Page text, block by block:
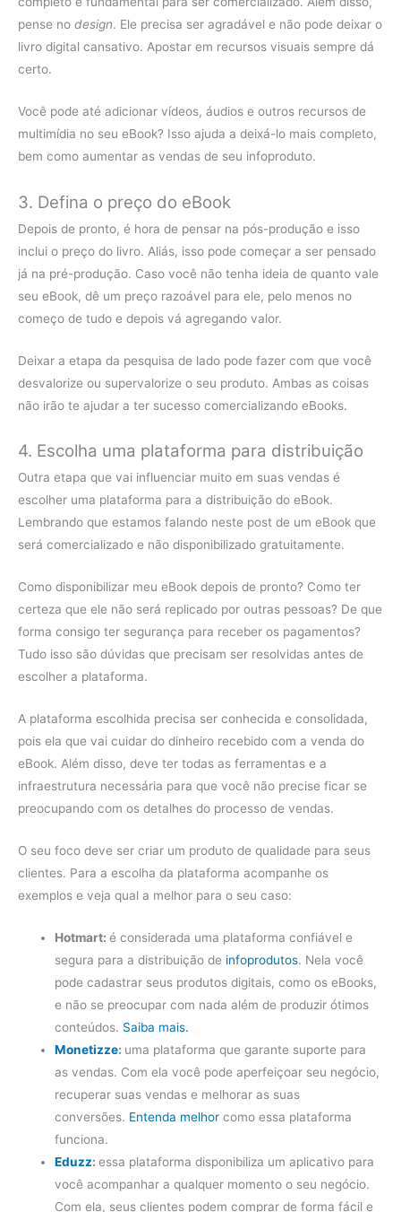
pense no design. Ele precisa ser agradável e não pode deixar o
livro digital cansativo. Apostar em recursos visuais sempre dá
certo.
Você pode até adicionar vídeos, áudios e outros recursos de
multimídia no seu eBook? Isso ajuda a deixá-lo mais completo,
bem como aumentar as vendas de seu infoproduto.
3. Defina o preço do eBook
Depois de pronto, é hora de pensar na pós-produção e isso
inclui o preço do livro. Aliás, isso pode começar a ser pensado
já na pré-produção. Caso você não tenha ideia de quanto vale
seu eBook, dê um preço razoável para ele, pelo menos no
começo de tudo e depois vá agregando valor.
Deixar a etapa da pesquisa de lado pode fazer com que você
desvalorize ou supervalorize o seu produto. Ambas as coisas
não irão te ajudar a ter sucesso comercializando eBooks.
4. Escolha uma plataforma para distribuição
Outra etapa que vai influenciar muito em suas vendas é
escolher uma plataforma para a distribuição do eBook.
Lembrando que estamos falando neste post de um eBook que
será comercializado e não disponibilizado gratuitamente.
Como disponibilizar meu eBook depois de pronto? Como ter
certeza que ele não será replicado por outras pessoas? De que
forma consigo ter segurança para receber os pagamentos?
Tudo isso são dúvidas que precisam ser resolvidas antes de
escolher a plataforma.
A plataforma escolhida precisa ser conhecida e consolidada,
pois ela que vai cuidar do dinheiro recebido com a venda do
eBook. Além disso, deve ter todas as ferramentas e a
infraestrutura necessária para que você não precise ficar se
preocupando com os detalhes do processo de vendas.
O seu foco deve ser criar um produto de qualidade para seus
clientes. Para a escolha da plataforma acompanhe os
exemplos e veja qual a melhor para o seu caso:
Hotmart:é considerada uma plataforma confiável e
segura para a distribuição de infoprodutos. Nela você
pode cadastrar seus produtos digitais, como os eBooks,
e não se preocupar com nada além de produzir ótimos
conteúdos. Saiba mais.
Monetizze: uma plataforma que garante suporte para
as vendas. Com ela você pode aperfeiçoar seu negócio,
recuperar suas vendas e melhorar as suas
conversões. Entenda melhor como essa plataforma
funciona.
Eduzz:essa plataforma disponibiliza um aplicativo para
você acompanhar a qualquer momento o seu negócio.
Com ela, seus clientes podem comprar de forma fácil e